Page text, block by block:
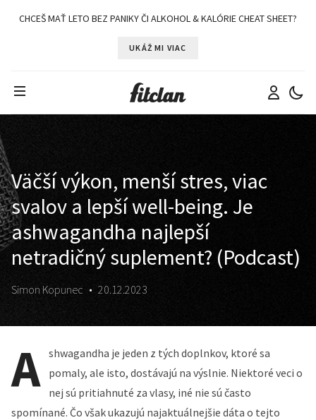
CHCEŠ MAŤ LETO BEZ PANIKY ČI ALKOHOL & KALÓRIE CHEAT SHEET?
UKÁŽ MI VIAC
Väčší výkon, menší stres, viac
svalov a lepší well-being. Je
ashwagandha najlepší
netradičný suplement? (Podcast)
Simon Kopunec • 20.12.2023
A shwagandha je jeden z tých doplnkov, ktoré sa
pomaly, ale isto, dostávajú na výslnie. Niektoré veci o
nej sú pritiahnuté za vlasy, iné nie sú často
spomínané. Čo však ukazujú najaktuálnejšie dáta o tejto